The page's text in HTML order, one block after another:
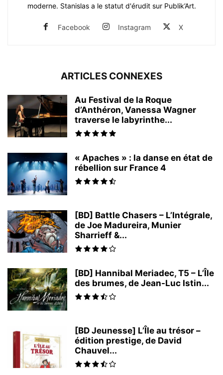
moderne. Stanislas a le statut d'érudit sur Publik’Art.
Facebook Instagram X
ARTICLES CONNEXES
Au Festival de la Roque
d’Anthéron, Vanessa Wagner
traverse le labyrinthe...
« Apaches » : la danse en état de
rébellion sur France 4
[BD] Battle Chasers – L’Intégrale,
de Joe Madureira, Munier
Sharrieff &...
[BD] Hannibal Meriadec, T5 – L’Île
des brumes, de Jean-Luc Istin...
[BD Jeunesse] L’Île au trésor –
édition prestige, de David
Chauvel...